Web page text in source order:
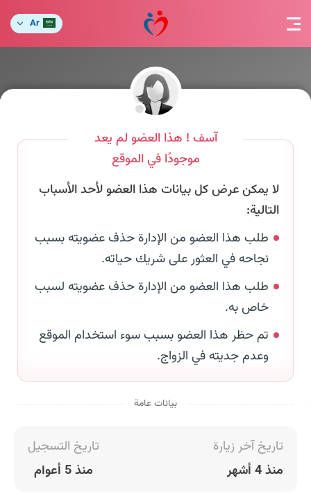
Ar
آسف ! هذا العضو لم يعد
موجودًا في الموقع
لا يمكن عرض كل بيانات هذا العضو لأحد الأسباب
التالية:
طلب هذا العضو من الإدارة حذف عضويته بسبب
نجاحه في العثور على شريك حياته.
طلب هذا العضو من الإدارة حذف عضويته لسبب
خاص به.
تم حظر هذا العضو بسبب سوء استخدام الموقع
وعدم جديته في الزواج.
بيانات عامة
تاريخ آخر زيارة
منذ 4 أشهر
تاريخ التسجيل
منذ 5 أعوام